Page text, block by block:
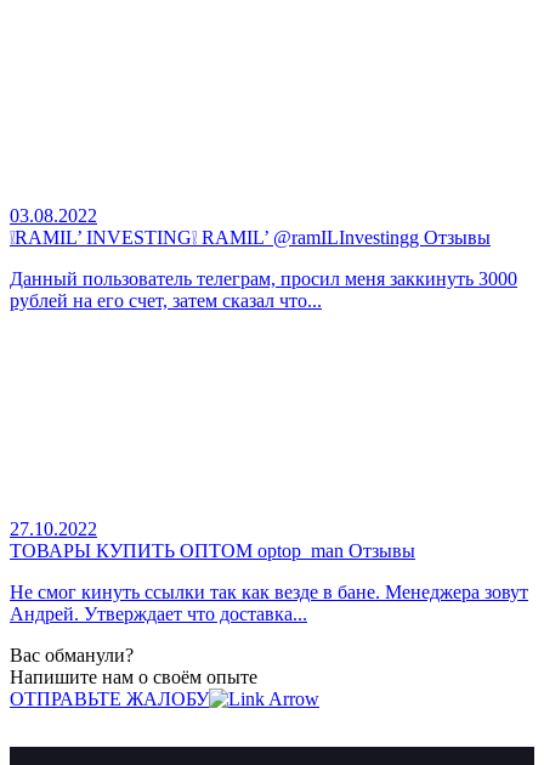
03.08.2022
❕RAMIL’ INVESTING❕ RAMIL’ @ramILInvestingg Отзывы
Данный пользователь телеграм, просил меня заккинуть 3000
рублей на его счет, затем сказал что...
27.10.2022
ТОВАРЫ КУПИТЬ ОПТОМ optop_man Отзывы
Не смог кинуть ссылки так как везде в бане. Менеджера зовут
Андрей. Утверждает что доставка...
Вас обманули?
Напишите нам о своём опыте
ОТПРАВЬТЕ ЖАЛОБУ